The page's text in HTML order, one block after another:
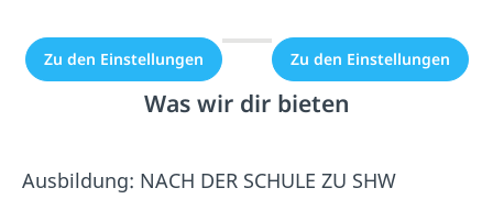
Zu den Einstellungen Zu den Einstellungen
Was wir dir bieten
Ausbildung: NACH DER SCHULE ZU SHW